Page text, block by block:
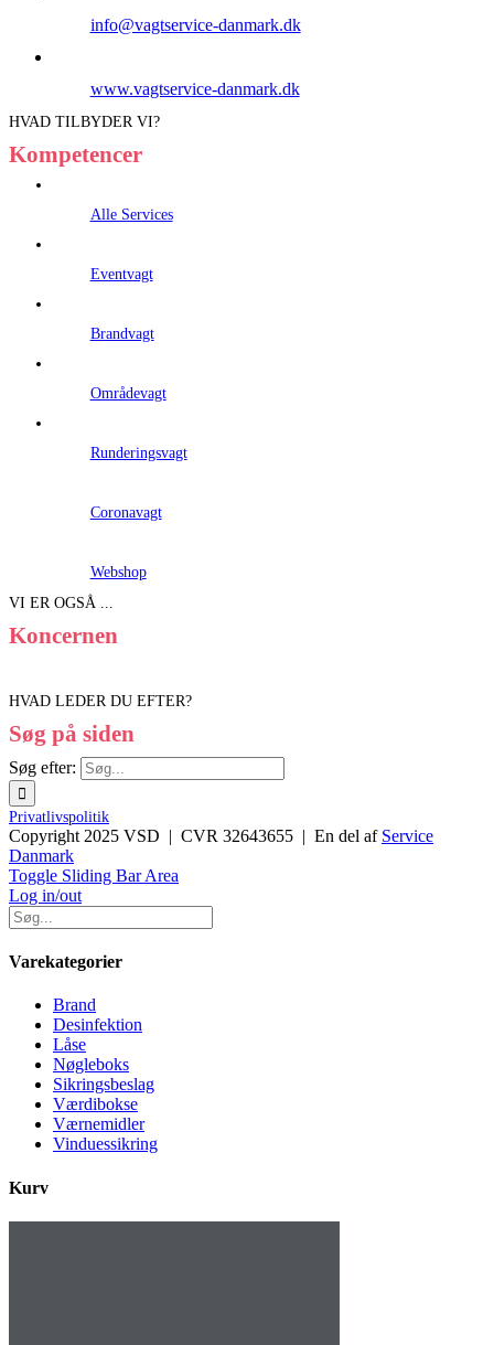
info@vagtservice-danmark.dk
www.vagtservice-danmark.dk
HVAD TILBYDER VI?
Kompetencer
Alle Services
Eventvagt
Brandvagt
Områdevagt
Runderingsvagt
Coronavagt
Webshop
VI ER OGSÅ ...
Koncernen
HVAD LEDER DU EFTER?
Søg på siden
Søg efter:
Privatlivspolitik
Copyright 2025 VSD | CVR 32643655 | En del af Service
Danmark
Toggle Sliding Bar Area
Log in/out
Varekategorier
Brand
Desinfektion
Låse
Nøgleboks
Sikringsbeslag
Værdibokse
Værnemidler
Vinduessikring
Kurv